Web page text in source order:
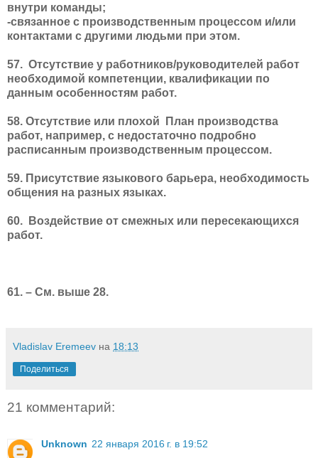
внутри команды;
-связанное с производственным процессом и/или
контактами с другими людьми при этом.
57. Отсутствие у работников/руководителей работ
необходимой компетенции, квалификации по
данным особенностям работ.
58. Отсутствие или плохой
План производства
работ, например, с недостаточно подробно
расписанным производственным процессом.
59. Присутствие языкового барьера, необходимость
общения на разных языках.
60.
Воздействие от смежных или пересекающихся
работ.
61. – См. выше 28.
Vladislav Eremeev на 18:13
Поделиться
21 комментарий:
Unknown 22 января 2016 г. в 19:52